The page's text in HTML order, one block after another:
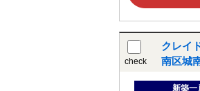
check
クレイ
南区城
新築一